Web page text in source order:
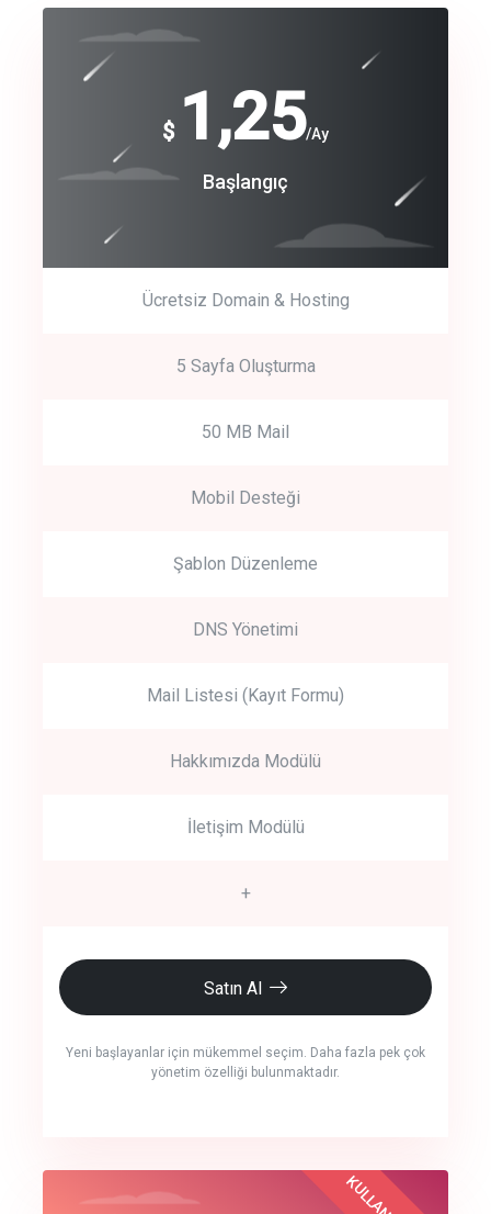
$ 1,25/Ay
Başlangıç
Ücretsiz Domain & Hosting
5 Sayfa Oluşturma
50 MB Mail
Mobil Desteği
Şablon Düzenleme
DNS Yönetimi
Mail Listesi (Kayıt Formu)
Hakkımızda Modülü
İletişim Modülü
+
Satın Al
Yeni başlayanlar için mükemmel seçim. Daha fazla pek çok
yönetim özelliği bulunmaktadır.
Free
Basic
crm auto cync